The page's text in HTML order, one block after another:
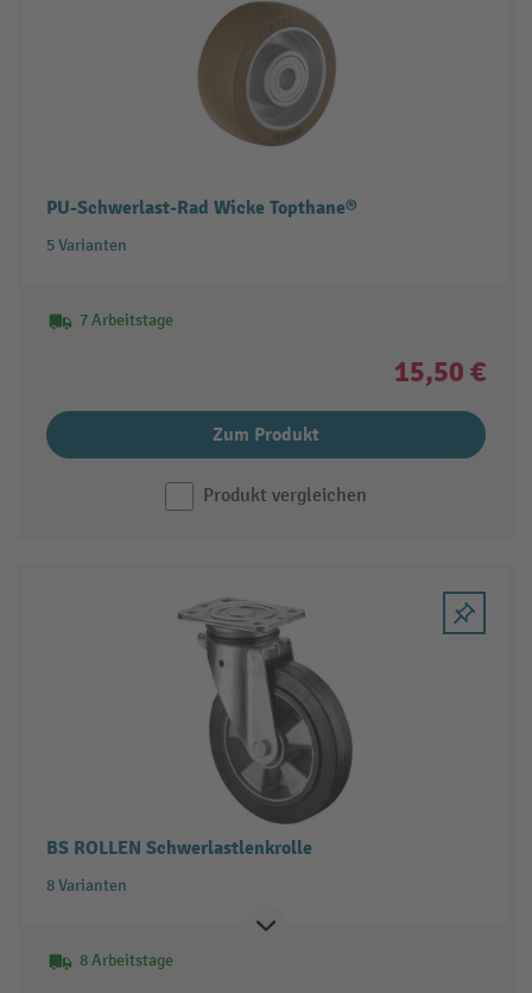
PU-Schwerlast-Rad Wicke Topthane®
5 Varianten
7 Arbeitstage
15,50 €
Zum Produkt
Produkt vergleichen
BS ROLLEN Schwerlastlenkrolle
8 Varianten
8 Arbeitstage